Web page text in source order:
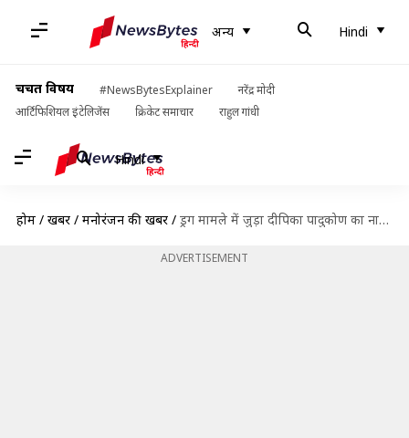
अन्य Hindi
चर्चित विषय #NewsBytesExplainer
नरेंद्र मोदी
आर्टिफिशियल इंटेलिजेंस
क्रिकेट समाचार राहुल गांधी
Hindi
होम / खबरें / मनोरंजन की खबरें / ड्रग मामले में जुड़ा दीपिका पादुकोण का नाम, NCB करेगी अभिनेत्री की मैनेजर से पूछताछ
ADVERTISEMENT